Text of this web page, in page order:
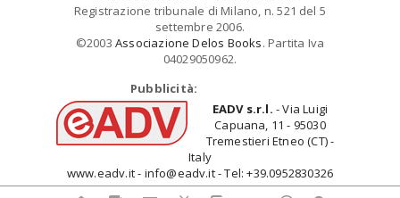
Registrazione tribunale di Milano, n. 521 del 5
settembre 2006.
©2003 Associazione Delos Books. Partita Iva
04029050962.
Pubblicità:
EADV s.r.l. - Via Luigi
Capuana, 11 - 95030
Tremestieri Etneo (CT) -
Italy
www.eadv.it - info@eadv.it - Tel: +39.0952830326